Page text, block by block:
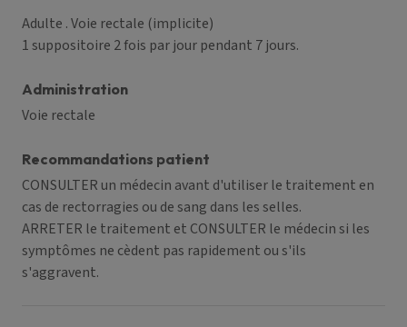
Adulte . Voie rectale (implicite)
1 suppositoire 2 fois par jour pendant 7 jours.
Administration
Voie rectale
Recommandations patient
CONSULTER un médecin avant d'utiliser le traitement en
cas de rectorragies ou de sang dans les selles.
ARRETER le traitement et CONSULTER le médecin si les
symptômes ne cèdent pas rapidement ou s'ils
s'aggravent.